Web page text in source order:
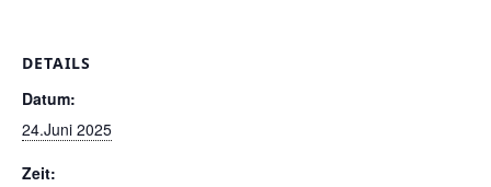
DETAILS
Datum:
24.Juni 2025
Zeit: